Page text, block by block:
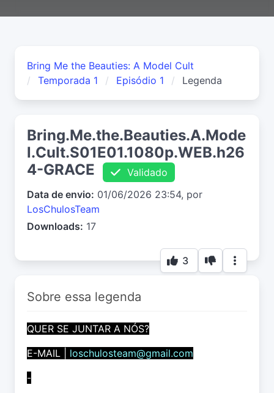
Bring Me the Beauties: A Model Cult
Temporada 1
Episódio 1 Legenda
Bring.Me.the.Beauties.A.Mode
l.Cult.S01E01.1080p.WEB.h26
4-GRACE
Validado
Data de envio: 01/06/2026 23:54, por
LosChulosTeam
Downloads: 17
3
Sobre essa legenda
QUER SE JUNTAR A NÓS?
E-MAIL |
loschulosteam@gmail.com
-